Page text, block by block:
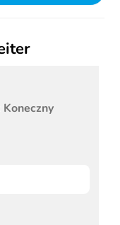
Koneczny